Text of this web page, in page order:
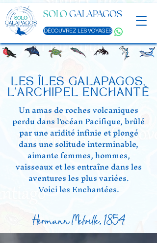
SOLO GALAPAGOS
DÉCOUVREZ LES VOYAGES
LES ÎLES GALAPAGOS,
L'ARCHIPEL ENCHANTÉ
Un amas de roches volcaniques
perdu dans l'océan Pacifique, brûlé
par une aridité infinie et plongé
dans une solitude interminable,
aimante femmes, hommes,
vaisseaux et les entraîne dans les
aventures les plus variées.
Voici les Enchantées.
Hermann Melville, 1854